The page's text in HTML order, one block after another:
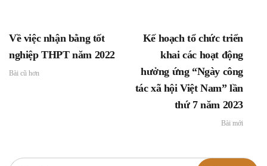
Về việc nhận bằng tốt
nghiệp THPT năm 2022
Bài cũ hơn
Kế hoạch tổ chức triển
khai các hoạt động
hưởng ứng “Ngày công
tác xã hội Việt Nam” lần
thứ 7 năm 2023
Bài mới